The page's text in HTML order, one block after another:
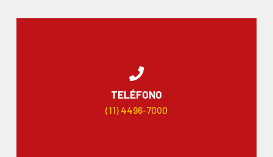
TELÉFONO
(11) 4496-7000